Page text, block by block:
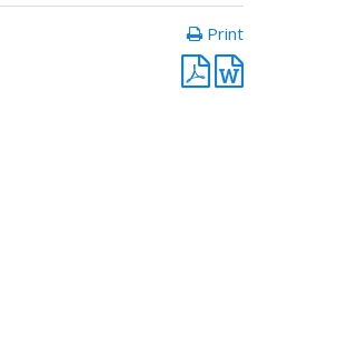
Print